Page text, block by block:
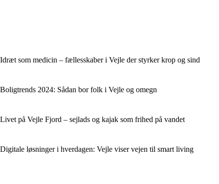
Idræt som medicin – fællesskaber i Vejle der styrker krop og sind
Boligtrends 2024: Sådan bor folk i Vejle og omegn
Livet på Vejle Fjord – sejlads og kajak som frihed på vandet
Digitale løsninger i hverdagen: Vejle viser vejen til smart living